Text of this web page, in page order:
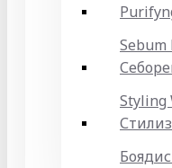
Sebum
Styling